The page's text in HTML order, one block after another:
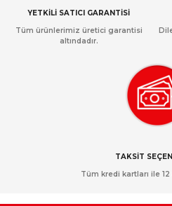
YETKİLİ SATICI GARANTİSİ
Tüm ürünlerimiz üretici garantisi
altındadır.
TAKSİT
Tüm kredi kartları ile